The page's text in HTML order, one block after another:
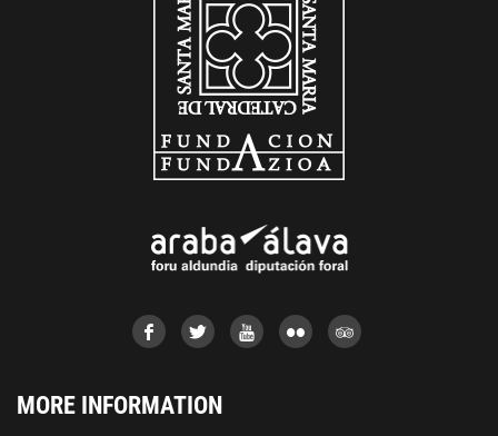
MORE INFORMATION